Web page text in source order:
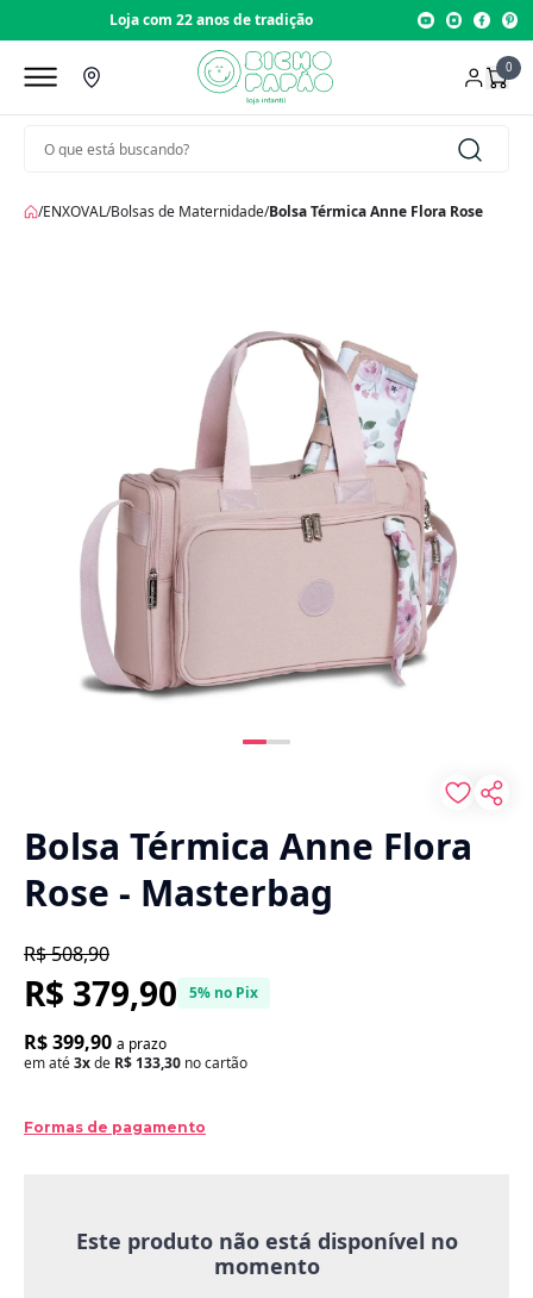
Loja com 22 anos de tradição
0
/ENXOVAL/Bolsas de Maternidade/Bolsa Térmica Anne Flora Rose
Bolsa Térmica Anne Flora
Rose - Masterbag
R$ 508,90
R$ 379,90 5% no Pix
R$ 399,90 a prazo
em até3xde R$ 133,30 no cartão
Formas de pagamento
Este produto não está disponível no
momento